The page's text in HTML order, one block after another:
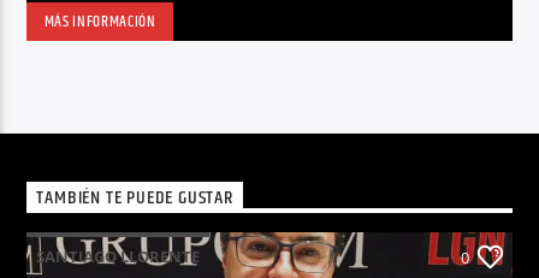
MÁS INFORMACIÓN
TAMBIÉN TE PUEDE GUSTAR
SANTIAGO LLORENTE 0